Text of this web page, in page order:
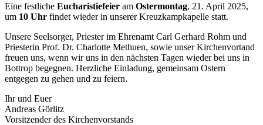
Eine festliche Eucharistiefeier am Ostermontag, 21. April 2025,
um 10 Uhr findet wieder in unserer Kreuzkampkapelle statt.
Unsere Seelsorger, Priester im Ehrenamt Carl Gerhard Rohm und
Priesterin Prof. Dr. Charlotte Methuen, sowie unser Kirchenvortand
freuen uns, wenn wir uns in den nächsten Tagen wieder bei uns in
Bottrop begegnen. Herzliche Einladung, gemeinsam Ostern
entgegen zu gehen und zu feiern.
Ihr und Euer
Andreas Görlitz
Vorsitzender des Kirchenvorstands